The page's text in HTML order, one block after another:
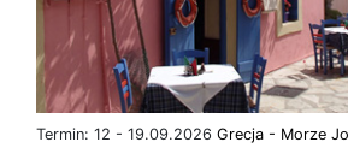
Termin: 12 - 19.09.2026 Grecja - Morze